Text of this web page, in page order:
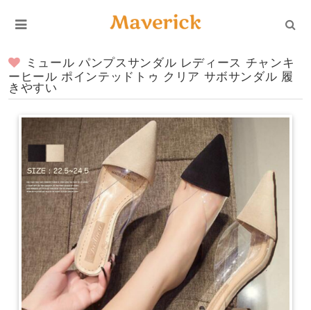
ミュール パンプスサンダル レディース チャンキ
ーヒール ポインテッドトゥ クリア サボサンダル 履
きやすい